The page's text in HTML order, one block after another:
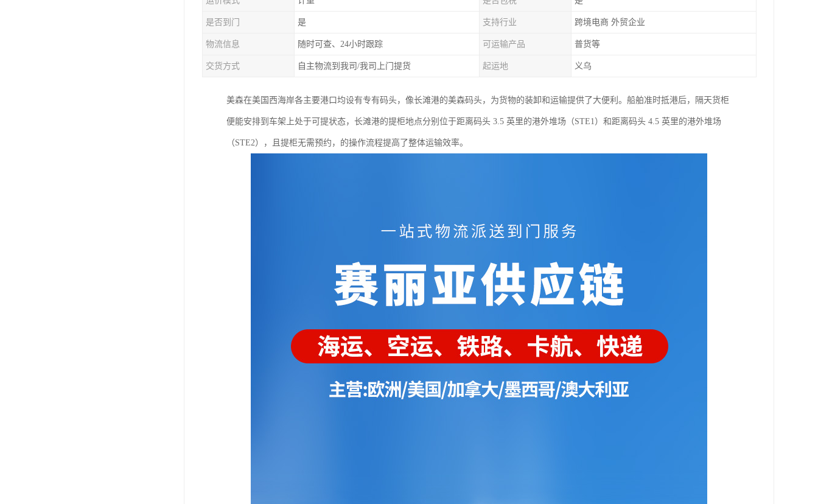
是否到门 是 支持行业 跨境电商 外贸企业
物流信息 随时可查、24小时跟踪 可运输产品 普货等
交货方式 自主物流到我司/我司上门提货 起运地 义乌
美森在美国西海岸各主要港口均设有专有码头，像长滩港的美森码头，为货物的装卸和运输提供了大便利。船舶准时抵港后，隔天货柜
便能安排到车架上处于可提状态，长滩港的提柜地点分别位于距离码头 3.5 英里的港外堆场（STE1）和距离码头 4.5 英里的港外堆场
（STE2），且提柜无需预约，的操作流程提高了整体运输效率。